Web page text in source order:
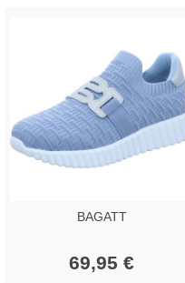
BAGATT
69,95 €